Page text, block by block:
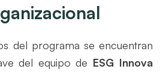
del programa se encuentran
del equipo de ESG Innova